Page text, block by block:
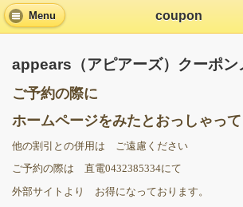
Menu coupon
appears（アピアーズ）クーポン
ご予約の際に
ホームページをみたとおっしゃって
他の割引との併用は ご遠慮ください
ご予約の際は 直電0432385334にて
外部サイトより お得になっております。